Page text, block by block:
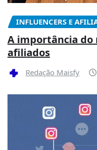
INFLUENCERS E
A importância do
afiliados
Redação Maisfy